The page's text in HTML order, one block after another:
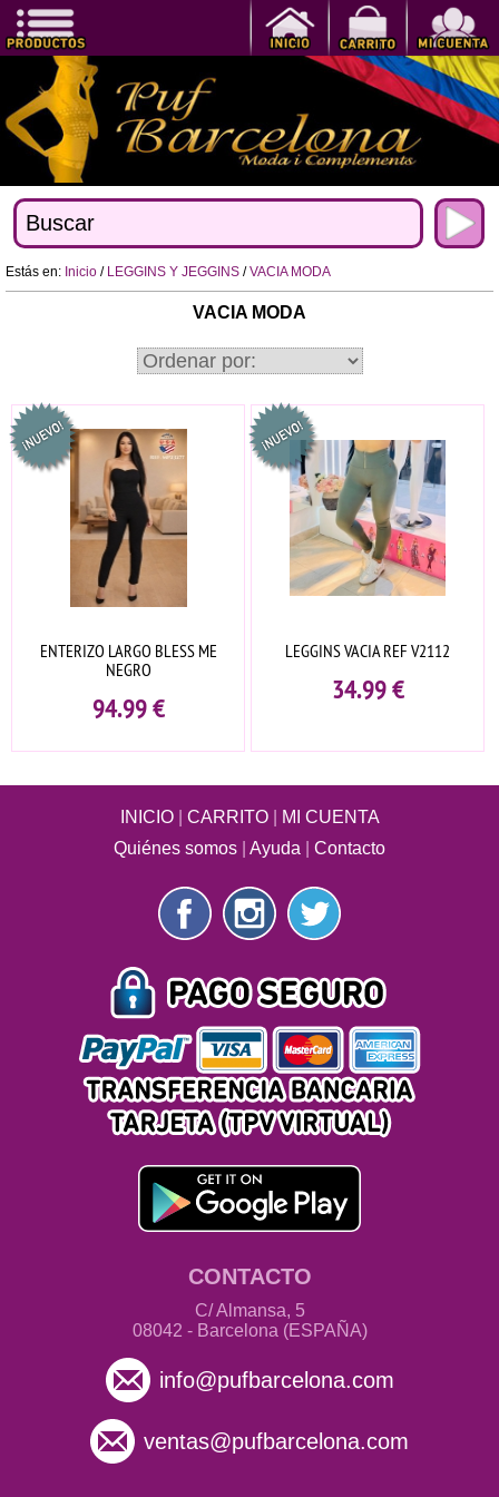
Estás en: Inicio / LEGGINS Y JEGGINS /VACIA MODA
VACIA MODA
ENTERIZO LARGO BLESS ME
NEGRO
94.99€
LEGGINS VACIA REF V2112
34.99€
INICIO| CARRITO|
MI CUENTA
Quiénes somos
Ayuda Contacto
CONTACTO
C/ Almansa, 5
08042 - Barcelona (ESPAÑA)
info@pufbarcelona.com
ventas@pufbarcelona.com